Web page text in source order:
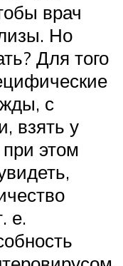
врач
Но
Для того
с
взять у
этом
е.